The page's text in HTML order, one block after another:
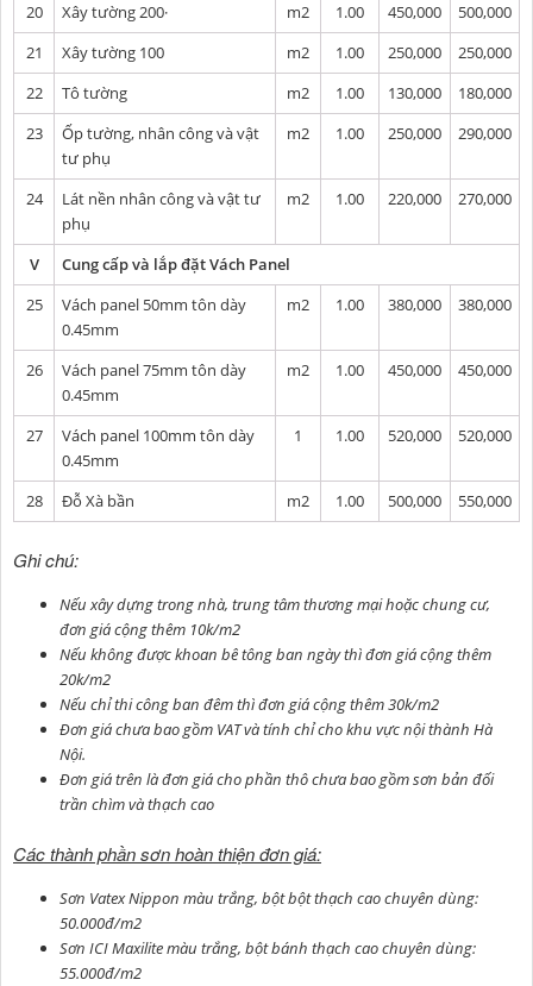
20 Xây tường 200· m2 1.00 450,000
500,000
21
Xây tường 100 m2 1.00 250,000
250,000
22
Tô tường m2 1.00 130,000
180,000
23
Ốp tường, nhân công và vật
tư phụ
m2 1.00 250,000 290,000
24
Lát nền nhân công và vật tư
phụ
m2 1.00 220,000 270,000
V
Cung cấp và lắp đặt Vách Panel
25
Vách panel 50mm tôn dày
0.45mm
m2 1.00 380,000 380,000
26
Vách panel 75mm tôn dày
0.45mm
m2 1.00 450,000 450,000
27
Vách panel 100mm tôn dày
0.45mm
1 1.00 520,000 520,000
28 Đỗ Xà bần m2 1.00 500,000 550,000
Ghi chú:
Nếu xây dựng trong nhà, trung tâm thương mại hoặc chung cư,
đơn giá cộng thêm 10k/m2
Nếu không được khoan bê tông ban ngày thì đơn giá cộng thêm
20k/m2
Nếu chỉ thi công ban đêm thì đơn giá cộng thêm 30k/m2
Đơn giá chưa bao gồm VAT và tính chỉ cho khu vực nội thành Hà
Nội.
Đơn giá trên là đơn giá cho phần thô chưa bao gồm sơn bản đối
trần chìm và thạch cao
Các thành phần sơn hoàn thiện đơn giá:
Sơn Vatex Nippon màu trắng, bột bột thạch cao chuyên dùng:
50.000đ/m2
Sơn ICI Maxilite màu trắng, bột bánh thạch cao chuyên dùng:
55.000đ/m2